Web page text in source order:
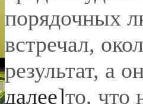
порядочных
встречал,
результат, а
далее]то, что